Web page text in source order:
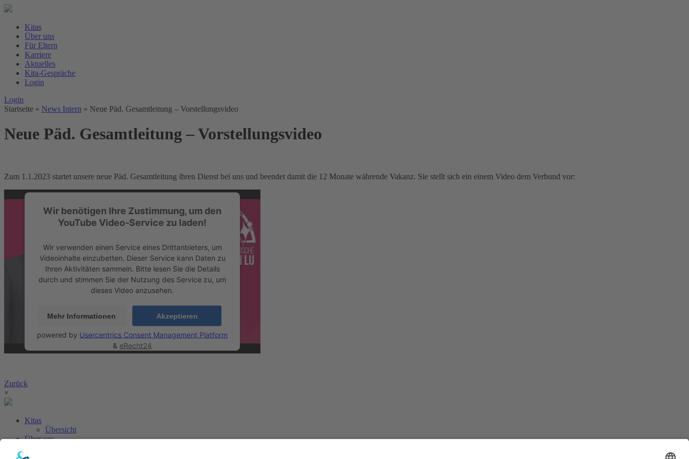
Kitas
Über uns
Für Eltern
Karriere
Aktuelles
Kita-Gespräche
Login
Login
Startseite » News Intern » Neue Päd. Gesamtleitung – Vorstellungsvideo
Neue Päd. Gesamtleitung – Vorstellungsvideo
Zum 1.1.2023 startet unsere neue Päd. Gesamtleitung ihren Dienst bei uns und beendet damit die 12 Monate währende Vakanz. Sie stellt sich ein einem Video dem Verbund vor:
Wir benötigen Ihre Zustimmung, um den
YouTube Video-Service zu laden!
Wir verwenden einen Service eines Drittanbieters, um
Videoinhalte einzubetten. Dieser Service kann Daten zu
Ihren Aktivitäten sammeln. Bitte lesen Sie die Details
durch und stimmen Sie der Nutzung des Service zu, um
dieses Video anzusehen.
Mehr Informationen Akzeptieren
powered by Usercentrics Consent Management Platform
& eRecht24
Zurück
×
Kitas
Übersicht
Über uns